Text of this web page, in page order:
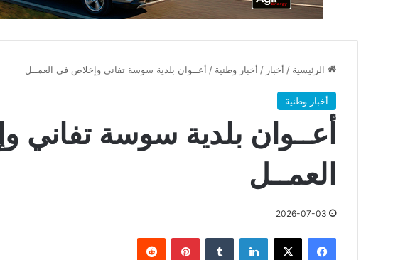
الرئيسية / أخبار / أخبار وطنية / أعــوان بلدية سوسة تفاني وإخلاص في العمــل
أخبار وطنية
أعــوان بلدية سوسة تفاني
العمــل
2026-07-03
فيسبوك X لينكدإن بينتيريست